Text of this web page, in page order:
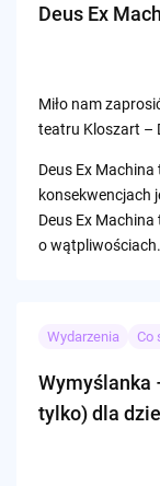
Deus Ex
Miło nam
teatru Kloszart –
Deus Ex
konsekwencjach
Deus Ex
o
Wydarzenia Co
Wymyślanka
tylko) dla